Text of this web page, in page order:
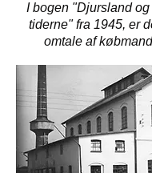
I bogen "Djursland
tiderne" fra 1945, er
omtale af